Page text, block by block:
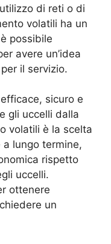
di reti o di
volatili ha un
possibile
avere un’idea
il servizio.
sicuro e
gli uccelli dalla
volatili è la scelta
a lungo termine,
rispetto
uccelli.
ottenere
un